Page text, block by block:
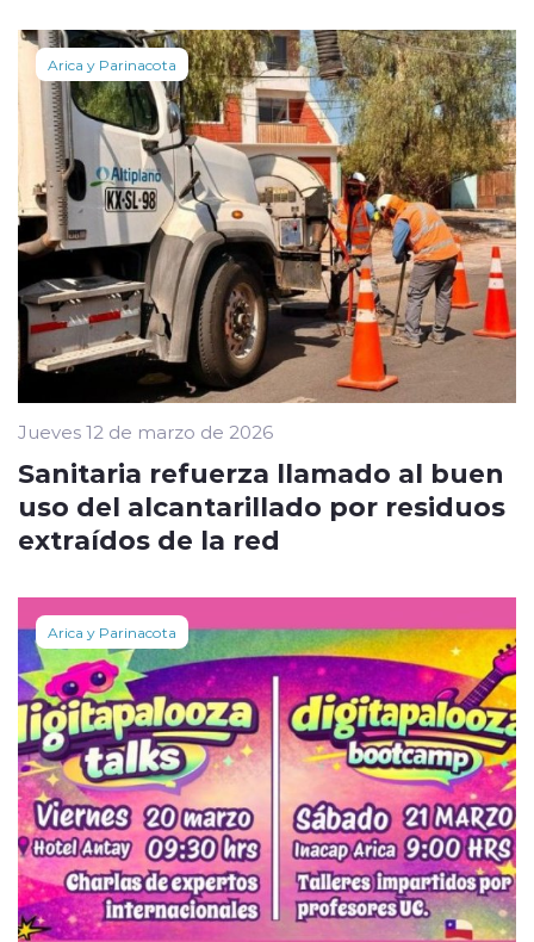
Arica y Parinacota
Jueves 12 de marzo de 2026
Sanitaria refuerza llamado al buen
uso del alcantarillado por residuos
extraídos de la red
Arica y Parinacota